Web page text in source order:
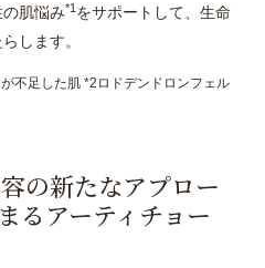
肌悩み*1をサポートして、生命
します。
不足した肌 *2ロドデンドロンフェル
の新たなアプロー
るアーティチョー